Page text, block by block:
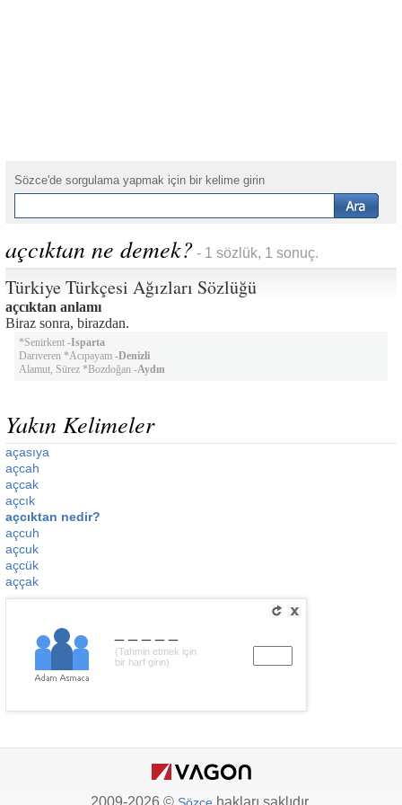
Sözce'de sorgulama yapmak için bir kelime girin
açcıktan ne demek? - 1 sözlük, 1 sonuç.
Türkiye Türkçesi Ağızları Sözlüğü
açcıktan anlamı
Biraz sonra, birazdan.
*Senirkent -Isparta
Darıveren *Acıpayam -Denizli
Alamut, Sürez *Bozdoğan -Aydın
Yakın Kelimeler
açasıya
açcah
açcak
açcık
açcıktan nedir?
açcuh
açcuk
açcük
aççak
(Tahmin etmek için
bir harf girin)
2009-2026 © hakları saklıdır.